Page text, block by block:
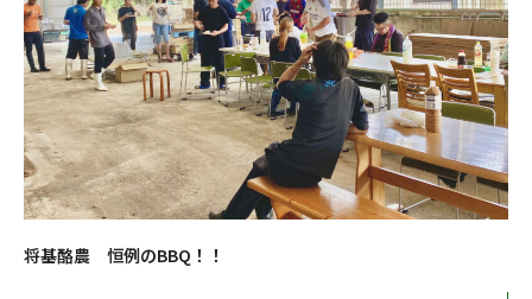
将基酪農 恒例のBBQ！！